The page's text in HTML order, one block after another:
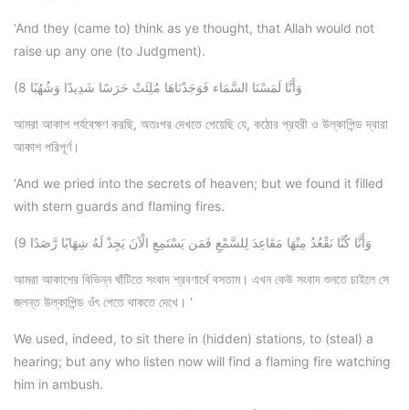
‘And they (came to) think as ye thought, that Allah would not
raise up any one (to Judgment).
(8 وَأَنَّا لَمَسْنَا السَّمَاء فَوَجَدْنَاهَا مُلِئَتْ حَرَسًا شَدِيدًا وَشُهُبًا
আমরা আকাশ পর্যবেক্ষণ করছি, অতঃপর দেখতে পেয়েছি যে, কঠোর প্রহরী ও উল্কাপিন্ড দ্বারা
আকাশ পরিপূর্ণ।
‘And we pried into the secrets of heaven; but we found it filled
with stern guards and flaming fires.
(9 وَأَنَّا كُنَّا نَقْعُدُ مِنْهَا مَقَاعِدَ لِلسَّمْعِ فَمَن يَسْتَمِعِ الْآنَ يَجِدْ لَهُ شِهَابًا رَّصَدًا
আমরা আকাশের বিভিন্ন ঘাঁটিতে সংবাদ শ্রবণার্থে বসতাম। এখন কেউ সংবাদ শুনতে চাইলে সে
জলন্ত উল্কাপিন্ড ওঁৎ পেতে থাকতে দেখে। ‘
We used, indeed, to sit there in (hidden) stations, to (steal) a
hearing; but any who listen now will find a flaming fire watching
him in ambush.